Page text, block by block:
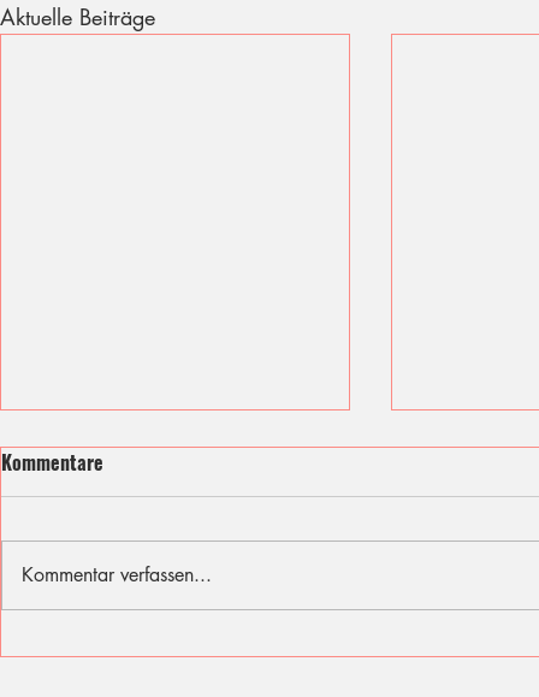
Aktuelle Beiträge
Ich fühle mit den Opfern des
Sommer,
Kommentare
Kommentar verfassen...